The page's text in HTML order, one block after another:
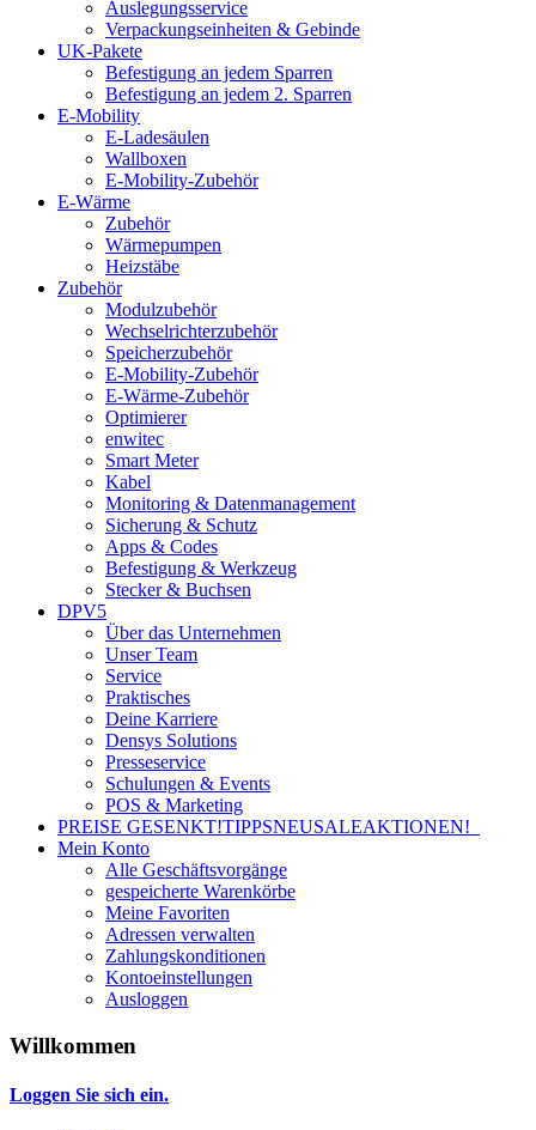
Auslegungsservice
Verpackungseinheiten & Gebinde
UK-Pakete
Befestigung an jedem Sparren
Befestigung an jedem 2. Sparren
E-Mobility
E-Ladesäulen
Wallboxen
E-Mobility-Zubehör
E-Wärme
Zubehör
Wärmepumpen
Heizstäbe
Zubehör
Modulzubehör
Wechselrichterzubehör
Speicherzubehör
E-Mobility-Zubehör
E-Wärme-Zubehör
Optimierer
enwitec
Smart Meter
Kabel
Monitoring & Datenmanagement
Sicherung & Schutz
Apps & Codes
Befestigung & Werkzeug
Stecker & Buchsen
DPV5
Über das Unternehmen
Unser Team
Service
Praktisches
Deine Karriere
Densys Solutions
Presseservice
Schulungen & Events
POS & Marketing
PREISE GESENKT!TIPPSNEUSALEAKTIONEN!
Mein Konto
Alle Geschäftsvorgänge
gespeicherte Warenkörbe
Meine Favoriten
Adressen verwalten
Zahlungskonditionen
Kontoeinstellungen
Ausloggen
Willkommen
Loggen Sie sich ein.